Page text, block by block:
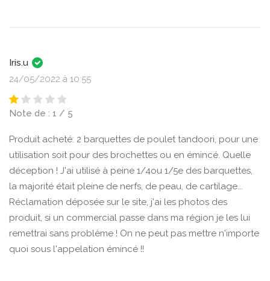
Iris.u
24/05/2022 à 10:55
Note de : 1 / 5
Produit acheté: 2 barquettes de poulet tandoori, pour une
utilisation soit pour des brochettes ou en émincé. Quelle
déception ! J'ai utilisé à peine 1/4ou 1/5e des barquettes,
la majorité était pleine de nerfs, de peau, de cartilage...
Réclamation déposée sur le site, j'ai les photos des
produit, si un commercial passe dans ma région je les lui
remettrai sans problème ! On ne peut pas mettre n'importe
quoi sous l'appelation émincé !!